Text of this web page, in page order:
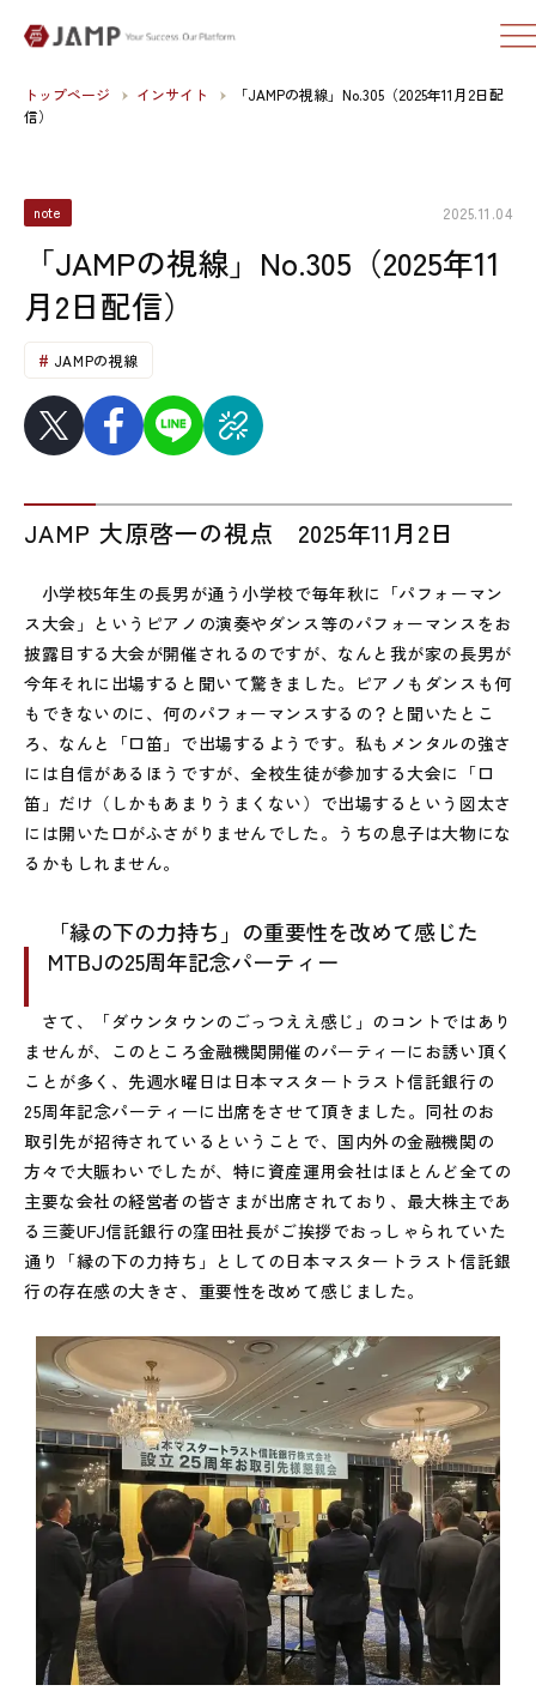
トップページ インサイト
「JAMPの視線」No.305（2025年11月2日配
信）
note 2025.11.04
「JAMPの視線」No.305（2025年11
月2日配信）
JAMPの視線
JAMP 大原啓一の視点 2025年11月2日
小学校5年生の長男が通う小学校で毎年秋に「パフォーマン
ス大会」というピアノの演奏やダンス等のパフォーマンスをお
披露目する大会が開催されるのですが、なんと我が家の長男が
今年それに出場すると聞いて驚きました。ピアノもダンスも何
もできないのに、何のパフォーマンスするの？と聞いたとこ
ろ、なんと「口笛」で出場するようです。私もメンタルの強さ
には自信があるほうですが、全校生徒が参加する大会に「口
笛」だけ（しかもあまりうまくない）で出場するという図太さ
には開いた口がふさがりませんでした。うちの息子は大物にな
るかもしれません。
「縁の下の力持ち」の重要性を改めて感じた
MTBJの25周年記念パーティー
さて、「ダウンタウンのごっつええ感じ」のコントではあり
ませんが、このところ金融機関開催のパーティーにお誘い頂く
ことが多く、先週水曜日は日本マスタートラスト信託銀行の
25周年記念パーティーに出席をさせて頂きました。同社のお
取引先が招待されているということで、国内外の金融機関の
方々で大賑わいでしたが、特に資産運用会社はほとんど全ての
主要な会社の経営者の皆さまが出席されており、最大株主であ
る三菱UFJ信託銀行の窪田社長がご挨拶でおっしゃられていた
通り「縁の下の力持ち」としての日本マスタートラスト信託銀
行の存在感の大きさ、重要性を改めて感じました。